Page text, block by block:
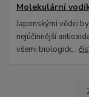
Molekulární
Japonskými vědci
nejúčinnější
všemi biologick...